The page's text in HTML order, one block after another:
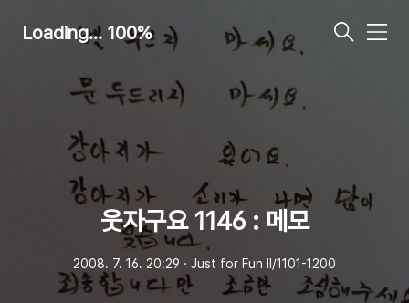
Loading... 100%
메
웃자구요 1146 : 메모
2008. 7. 16. 20:29 ㆍ Just for Fun Ⅱ/1101-1200